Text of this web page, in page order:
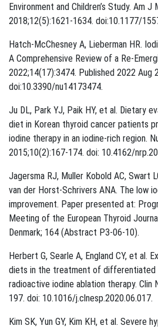
Environment and Children’s Study. Am J
2018;12(5):1621-1634. doi:10.1177/
Hatch-McChesney A, Lieberman HR.
A Comprehensive Review of a Re-
2022;14(17):3474. Published 2022 Aug
doi:10.3390/nu14173474.
Ju DL, Park YJ, Paik HY, et al. Dietary
diet in Korean thyroid cancer patients
iodine therapy in an iodine-rich region.
2015;10(2):167-174. doi: 10.4162/
Jagersma RJ, Muller Kobold AC, Swart
van der Horst-Schrivers ANA. The low
improvement. Paper presented at:
Meeting of the European Thyroid
Denmark; 164 (Abstract P3-06-10).
Herbert G, Searle A, England CY, et al.
diets in the treatment of differentiated
radioactive iodine ablation therapy. Clin
197. doi: 10.1016/j.clnesp.2020.06.017.
Kim SK, Yun GY, Kim KH, et al. Severe